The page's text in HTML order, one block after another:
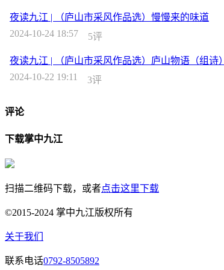
夜读九江 | （庐山市采风作品选）慢慢来的味道
2024-10-24 18:57
5评
夜读九江 | （庐山市采风作品选）庐山物语（组诗）
2024-10-22 19:11
3评
评论
下载掌中九江
扫描二维码下载，或者点击这里下载
©2015-2024 掌中九江版权所有
关于我们
联系电话0792-8505892